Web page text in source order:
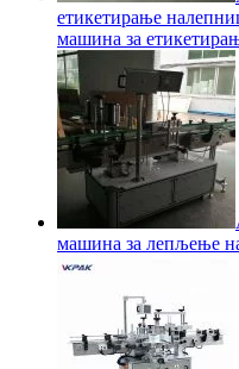
етикетирање
машина за
машина за лепљење